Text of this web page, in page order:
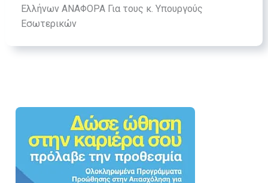
Ελλήνων ΑΝΑΦΟΡΑ Για τους κ. Υπουργούς
Εσωτερικών